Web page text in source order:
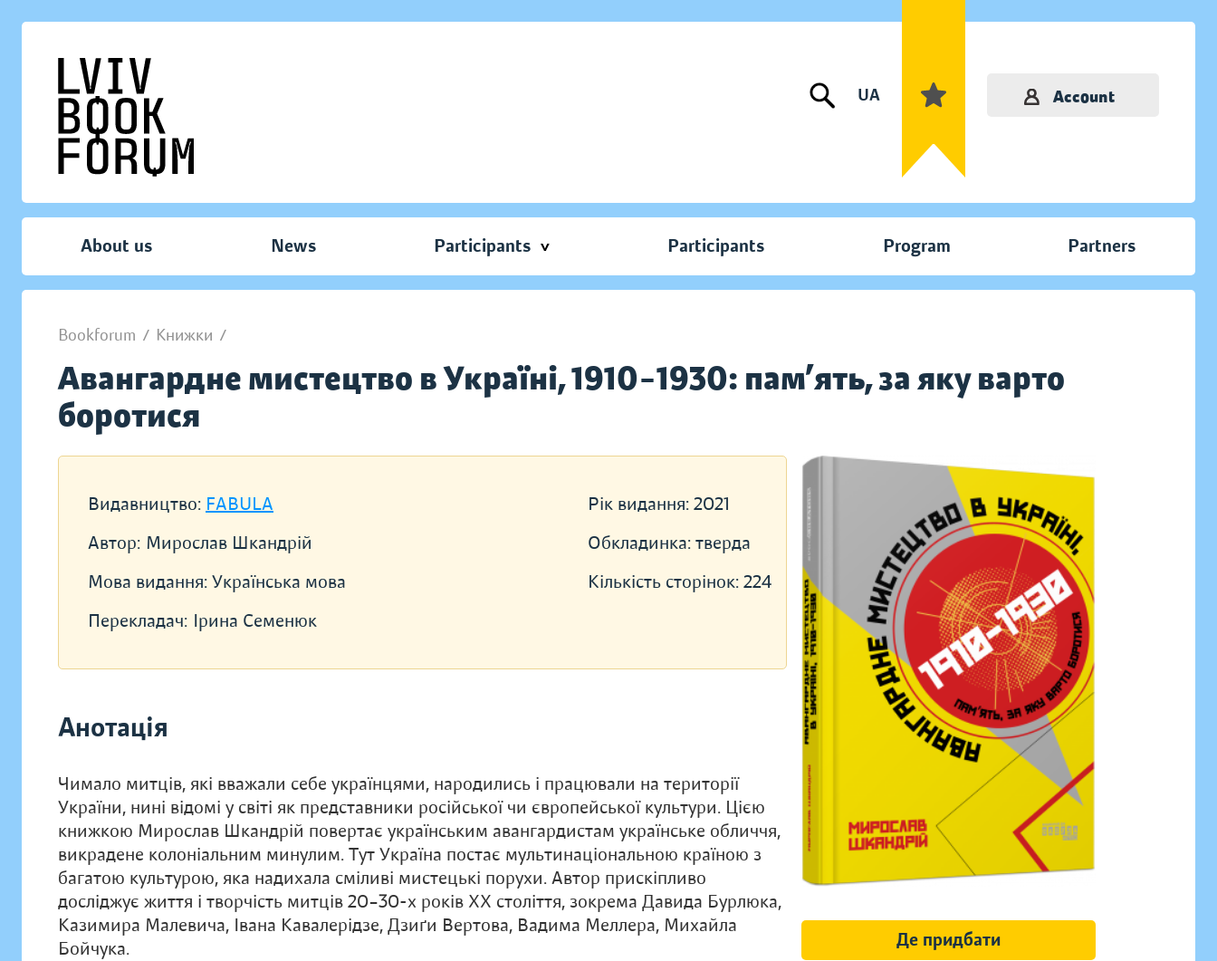
UA Account
About us News Participants Participants Program Partners
Bookforum / Книжки /
Авангардне мистецтво в Україні, 1910–1930: пам’ять, за яку варто
боротися
Видавництво: FABULA
Автор: Мирослав Шкандрій
Мова видання: Українська мова
Перекладач: Ірина Семенюк
Рік видання: 2021
Обкладинка: тверда
Кількість сторінок: 224
Анотація
Чимало митців, які вважали себе українцями, народились і працювали на території
України, нині відомі у світі як представники російської чи європейської культури. Цією
книжкою Мирослав Шкандрій повертає українським авангардистам українське обличчя,
викрадене колоніальним минулим. Тут Україна постає мультинаціональною країною з
багатою культурою, яка надихала сміливі мистецькі порухи. Автор прискіпливо
досліджує життя і творчість митців 20–30-х років ХХ століття, зокрема Давида Бурлюка,
Казимира Малевича, Івана Кавалерідзе, Дзиґи Вертова, Вадима Меллера, Михайла
Бойчука.
Де придбати